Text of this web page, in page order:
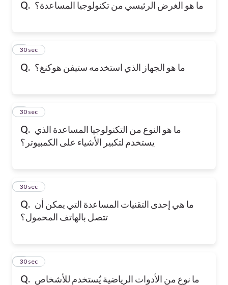
Q. ما هو الغرض الرئيسي من تكنولوجيا المساعدة؟
Q. ما هو الجهاز الذي استخدمه ستيفن هوكنغ؟
2
30 sec
Q. ما هو النوع من التكنولوجيا المساعدة الذي
يستخدم لتكبير الأشياء على الكمبيوتر؟
3
30 sec
Q. ما هي إحدى التقنيات المساعدة التي يمكن أن
تتصل بالهاتف المحمول؟
4
30 sec
Q. ما نوع من الأدوات الرياضية يُستخدم للأشخاص
5
30 sec